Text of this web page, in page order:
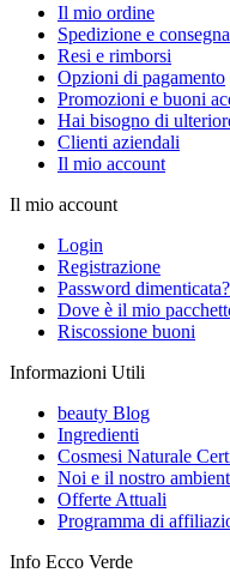
Il mio ordine
Spedizione e consegna
Resi e rimborsi
Opzioni di pagamento
Promozioni e buoni
Hai bisogno di
Clienti aziendali
Il mio account
Il mio account
Login
Registrazione
Password dimenticata?
Dove è il mio
Riscossione buoni
Informazioni Utili
beauty Blog
Ingredienti
Cosmesi Naturale
Noi e il nostro
Offerte Attuali
Programma di
Info Ecco Verde